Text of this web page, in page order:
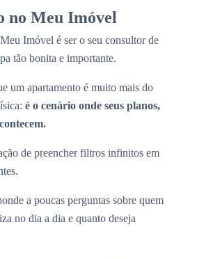
no Meu Imóvel
Imóvel é ser o seu consultor de
tão bonita e importante.
um apartamento é muito mais do
é o cenário onde seus planos,
de preencher filtros infinitos em
a poucas perguntas sobre quem
no dia a dia e quanto deseja